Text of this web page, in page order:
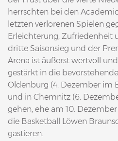
herrschten bei den
letzten verlorenen Spielen
Erleichterung, Zufriedenheit
dritte Saisonsieg und der
Arena ist äußerst wertvoll
gestärkt in die
Oldenburg (4. Dezember im
und in Chemnitz (6.
gehen, ehe am 10.
die Basketball Löwen
gastieren.